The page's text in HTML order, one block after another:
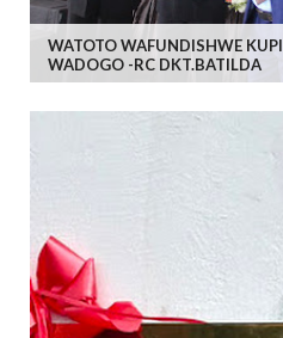
WATOTO WAFUNDISHWE
WADOGO -RC DKT.BATILDA